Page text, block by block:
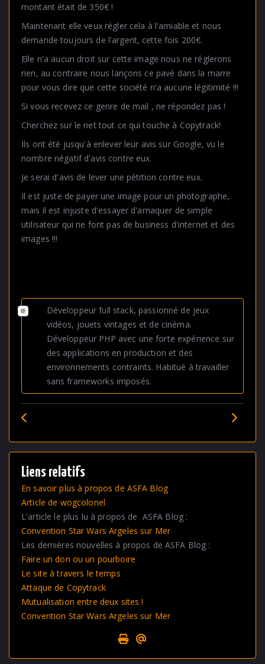
montant était de 350€ !
Maintenant elle veux régler cela à l'amiable et nous
demande toujours de l'argent, cette fois 200€.
Elle n'a aucun droit sur cette image nous ne réglerons
rien, au contraire nous lançons ce pavé dans la marre
pour vous dire que cette société n'a aucune légitimité !!!
Si vous recevez ce genre de mail , ne répondez pas !
Cherchez sur le net tout ce qui touche à Copytrack!
Ils ont été jusqu'à enlever leur avis sur Google, vu le
nombre négatif d'avis contre eux.
Je serai d'avis de lever une pétition contre eux.
Il est juste de payer une image pour un photographe,
mais il est injuste d'essayer d'arnaquer de simple
utilisateur qui ne font pas de business d'internet et des
images !!!
Développeur full stack, passionné de jeux
vidéos, jouets vintages et de cinéma.
Développeur PHP avec une forte expérience sur
des applications en production et des
environnements contraints. Habitué à travailler
sans frameworks imposés.
Liens relatifs
En savoir plus à propos de ASFA Blog
Article de wogcolonel
L'article le plus lu à propos de ASFA Blog :
Convention Star Wars Argeles sur Mer
Les dernières nouvelles à propos de ASFA Blog :
Faire un don ou un pourboire
Le site à travers le temps
Attaque de Copytrack
Mutualisation entre deux sites !
Convention Star Wars Argeles sur Mer
Page spéciale pour impression